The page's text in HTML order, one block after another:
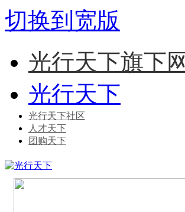
切换到宽版
光行天下旗下
光行天下
光行天下社区
人才天下
团购天下